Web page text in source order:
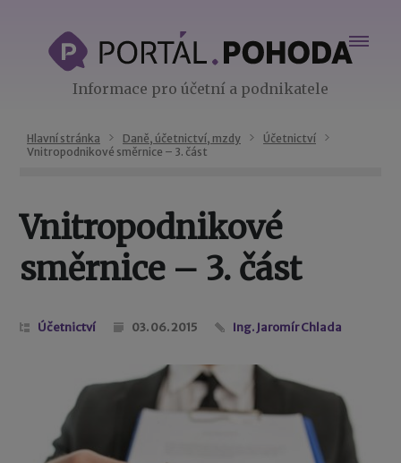
Informace pro účetní a podnikatele
Hlavní stránka Daně, účetnictví, mzdy
Účetnictví
Vnitropodnikové směrnice – 3. část
Vnitropodnikové
směrnice – 3. část
Účetnictví 03. 06. 2015 Ing. Jaromír Chlada